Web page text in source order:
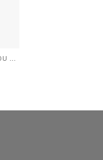
CHAUFFAGE DE LA COUCHETTE ET DU CHARGEMENT